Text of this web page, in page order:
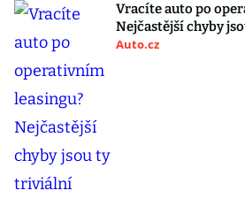
Vracíte auto po
Nejčastější chyby
Auto.cz